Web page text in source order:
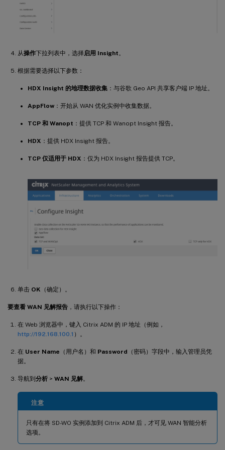
从操作下拉列表中，选择启用 Insight。
根据需要选择以下参数：
HDX Insight 的地理数据收集 ：与谷歌 Geo API 共享客户端 IP 地址。
AppFlow ：开始从 WAN 优化实例中收集数据。
TCP 和 Wanopt ：提供 TCP 和 Wanopt Insight 报告。
HDX ：提供 HDX Insight 报告。
TCP 仅适用于 HDX ：仅为 HDX Insight 报告提供 TCP。
单击 OK （确定）。
要查看 WAN 见解报告 ，请执行以下操作：
在 Web 浏览器中，键入 Citrix ADM 的 IP 地址（例如，
http://192.168.100.1 ）。
在 User Name （用户名）和 Password （密码）字段中，输入管理员凭
据。
导航到分析 > WAN 见解。
注意
只有在将 SD-WO 实例添加到 Citrix ADM 后，才可见 WAN 智能分析
选项。